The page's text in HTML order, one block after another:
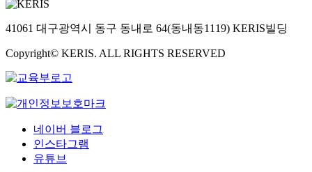
41061 대구광역시 동구 동내로 64(동내동1119) KERIS빌딩
Copyright© KERIS. ALL RIGHTS RESERVED
네이버 블로그
인스타그램
유튜브